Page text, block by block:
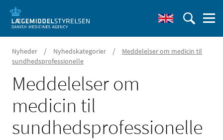
Nyheder / Nyhedskategorier /
Meddelelser om medicin til
sundhedsprofessionelle
Meddelelser om
medicin til
sundhedsprofessionelle